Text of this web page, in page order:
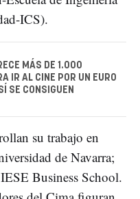
ICS).
MÁS DE 1.000
IR AL CINE POR UN EURO
SE CONSIGUEN
su trabajo en
de Navarra;
Business School.